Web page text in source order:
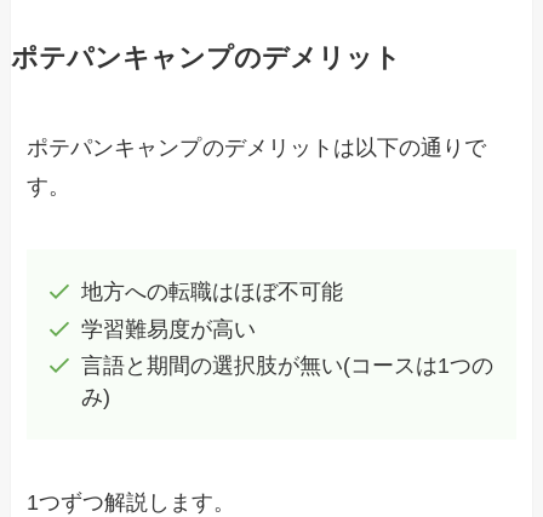
ポテパンキャンプのデメリット
ポテパンキャンプのデメリットは以下の通りで
す。
地方への転職はほぼ不可能
学習難易度が高い
言語と期間の選択肢が無い(コースは1つの
み)
1つずつ解説します。